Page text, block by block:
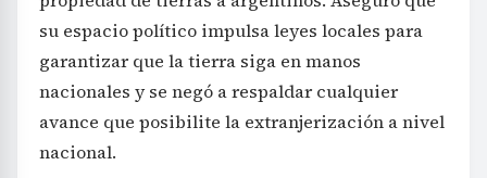
su espacio político impulsa leyes locales para
garantizar que la tierra siga en manos
nacionales y se negó a respaldar cualquier
avance que posibilite la extranjerización a nivel
nacional.